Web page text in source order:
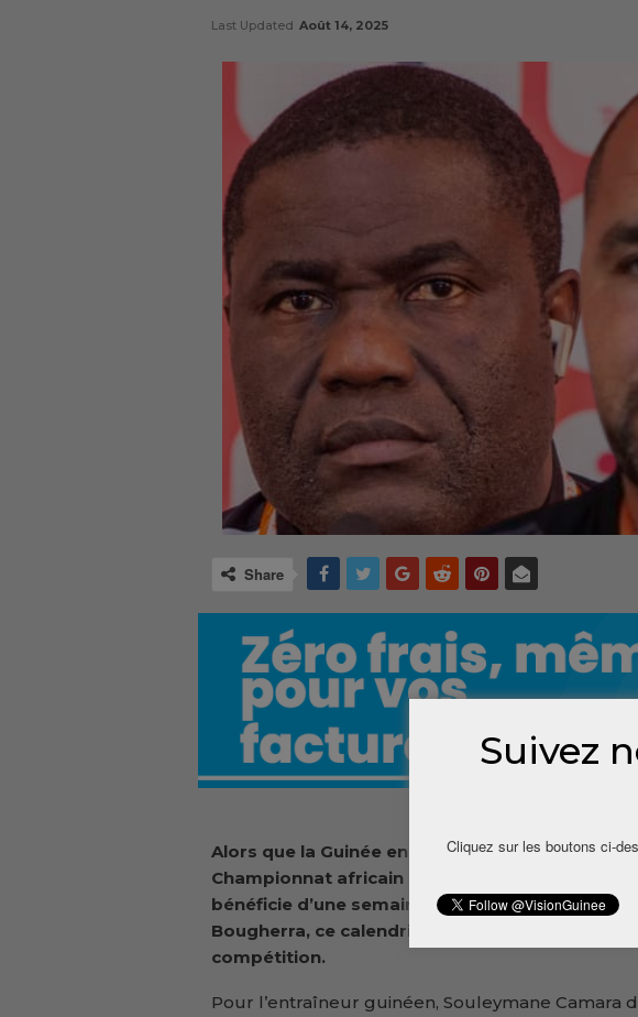
Last Updated Août 14, 2025
Share
Alors que la Guinée enchaîne les matches en
Championnat africain des Nations, son prochain
bénéficie d’une semaine de repos. Cependant,
Bougherra, ce calendrier peut être favorable ou
compétition.
Pour l’entraîneur guinéen, Souleymane Camara
Suivez
Cliquez sur les boutons ci-